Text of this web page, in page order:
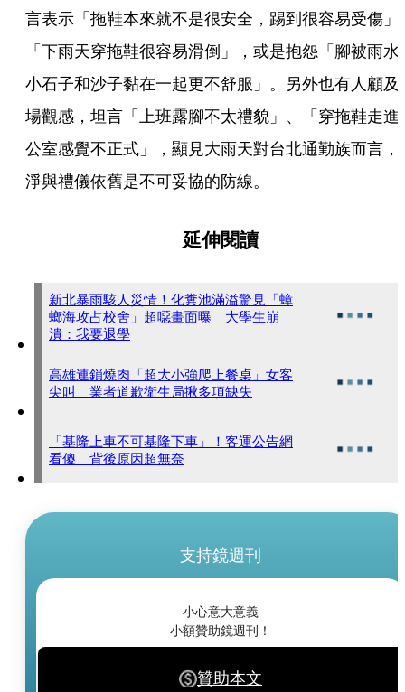
言表示「拖鞋本來就不是很安全，踢到很容易受傷」
「下雨天穿拖鞋很容易滑倒」，或是抱怨「腳被雨水
小石子和沙子黏在一起更不舒服」。另外也有人顧及
場觀感，坦言「上班露腳不太禮貌」、「穿拖鞋走進
公室感覺不正式」，顯見大雨天對台北通勤族而言，
淨與禮儀依舊是不可妥協的防線。
延伸閱讀
新北暴雨駭人災情！化糞池滿溢驚見「蟑
螂海攻占校舍」超噁畫面曝 大學生崩
潰：我要退學
高雄連鎖燒肉「超大小強爬上餐桌」女客
尖叫 業者道歉衛生局揪多項缺失
「基隆上車不可基隆下車」！客運公告網
看傻 背後原因超無奈
支持鏡週刊
小心意大意義
小額贊助鏡週刊！
贊助本文